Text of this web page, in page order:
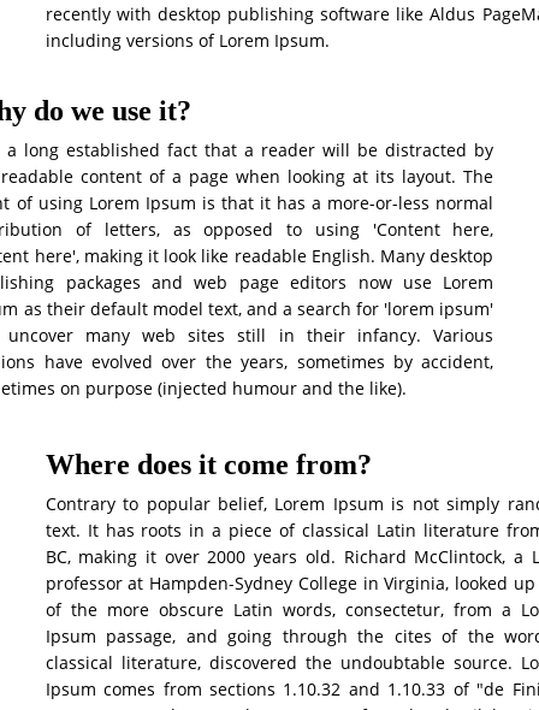
recently with desktop publishing software like Aldus
including versions of Lorem Ipsum.
do we use it?
long established fact that a reader will be distracted by
content of a page when looking at its layout. The
of using Lorem Ipsum is that it has a more-or-less normal
of letters, as opposed to using 'Content here,
here', making it look like readable English. Many desktop
packages and web page editors now use Lorem
as their default model text, and a search for 'lorem ipsum'
many web sites still in their infancy. Various
have evolved over the years, sometimes by accident,
on purpose (injected humour and the like).
Where does it come from?
Contrary to popular belief, Lorem Ipsum is not simply
text. It has roots in a piece of classical Latin literature
BC, making it over 2000 years old. Richard McClintock, a
professor at Hampden-Sydney College in Virginia, looked
of the more obscure Latin words, consectetur, from a
Ipsum passage, and going through the cites of the
classical literature, discovered the undoubtable source.
Ipsum comes from sections 1.10.32 and 1.10.33 of "de